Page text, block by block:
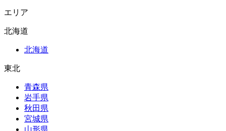
エリア
北海道
北海道
東北
青森県
岩手県
秋田県
宮城県